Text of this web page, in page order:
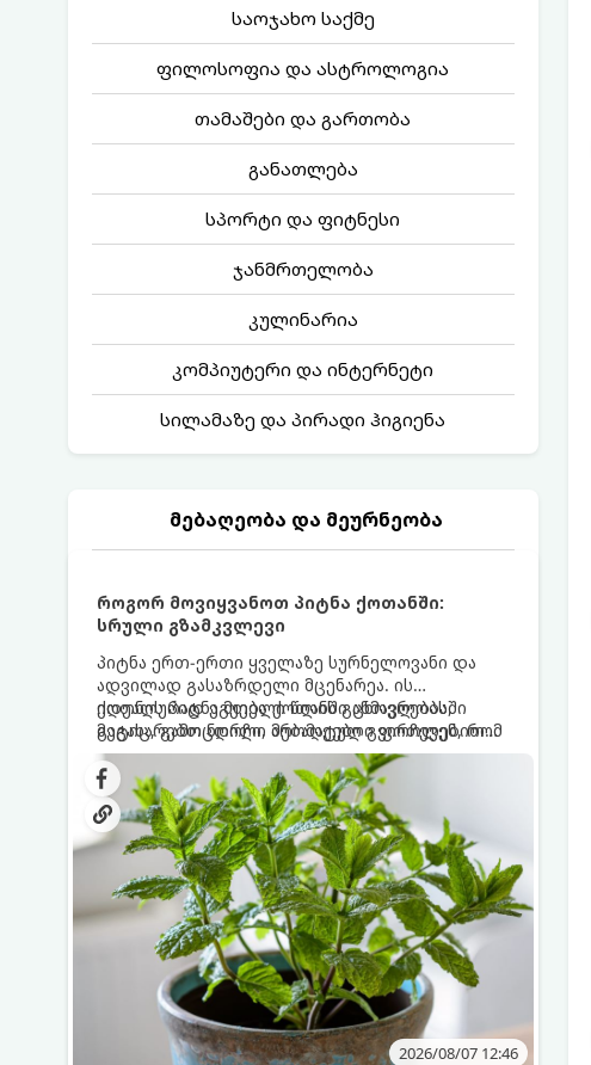
საოჯახო საქმე
ფილოსოფია და ასტროლოგია
თამაშები და გართობა
განათლება
სპორტი და ფიტნესი
ჯანმრთელობა
კულინარია
კომპიუტერი და ინტერნეტი
სილამაზე და პირადი ჰიგიენა
მებაღეობა და მეურნეობა
როგორ მოვიყვანოთ პიტნა ქოთანში:
სრული გზამკვლევი
პიტნა ერთ-ერთი ყველაზე სურნელოვანი და
ადვილად გასაზრდელი მცენარეა. ის
იდეალურად ეგუება ქოთანში ცხოვრებას,
მეტიც, გამოცდილი მებაღეები გვირჩევენ, რომ
პიტნა მხოლოდ ქოთანში მოვიყვანოთ, რადგან
ღია გრუნტში (ბაღში) დარგვისას ის ფესვებით
ძალიან სწრაფად ვრცელდება და სხვა
მცენარეებს ავიწროებს.
ქოთნის პიტნა მთელი წლის განმავლობაში
გაგახარებთ ნორჩი, არომატული ფოთლებით
ჩაის, ლიმონათისა თუ კერძებისთვის.
2026/08/07 12:46